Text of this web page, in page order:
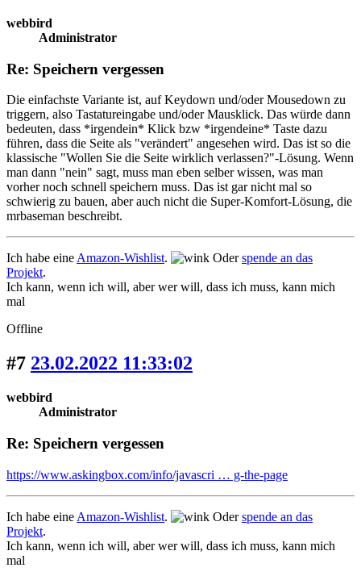
webbird
Administrator
Re: Speichern vergessen
Die einfachste Variante ist, auf Keydown und/oder Mousedown zu
triggern, also Tastatureingabe und/oder Mausklick. Das würde dann
bedeuten, dass *irgendein* Klick bzw *irgendeine* Taste dazu
führen, dass die Seite als "verändert" angesehen wird. Das ist so die
klassische "Wollen Sie die Seite wirklich verlassen?"-Lösung. Wenn
man dann "nein" sagt, muss man eben selber wissen, was man
vorher noch schnell speichern muss. Das ist gar nicht mal so
schwierig zu bauen, aber auch nicht die Super-Komfort-Lösung, die
mrbaseman beschreibt.
Ich habe eine Amazon-Wishlist. Oderspende an das
Projekt.
Ich kann, wenn ich will, aber wer will, dass ich muss, kann mich
mal
Offline
#7 23.02.2022 11:33:02
webbird
Administrator
Re: Speichern vergessen
https://www.askingbox.com/info/javascri … g-the-page
Ich habe eine Amazon-Wishlist. Oderspende an das
Projekt.
Ich kann, wenn ich will, aber wer will, dass ich muss, kann mich
mal